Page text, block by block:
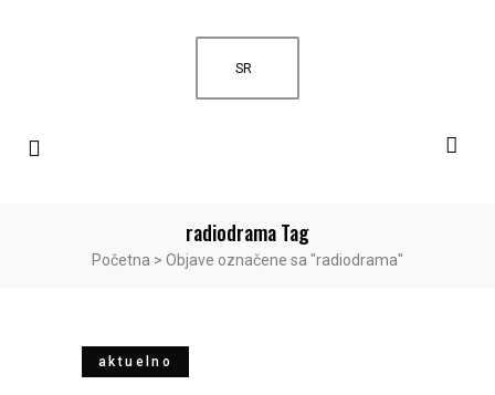
SR
radiodrama Tag
Početna > Objave označene sa "radiodrama"
aktuelno